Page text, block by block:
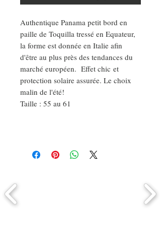
Authentique Panama petit bord en
paille de Toquilla tressé en Equateur,
la forme est donnée en Italie afin
d'être au plus près des tendances du
marché européen. Effet chic et
protection solaire assurée. Le choix
malin de l'été!
Taille : 55 au 61